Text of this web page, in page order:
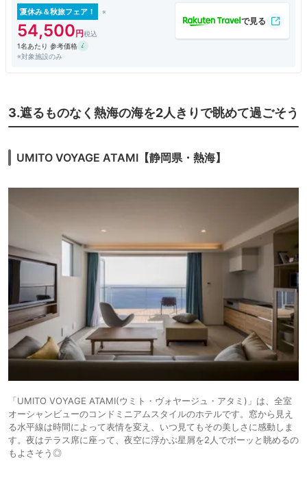
夏休み＆秋旅フェア！
54,500
1名あたり 参考価格
※対象施設のみ
3.遮るものなく熱海の海を2人きりで眺めて過ごそう
UMITO VOYAGE ATAMI【静岡県・熱海】
「UMITO VOYAGE ATAMI(ウミト・ヴォヤージュ・アタミ)」は、全室
オーシャンビューのコンドミニアムスタイルのホテルです。窓から見え
る水平線は時間によって表情を変え、いつ見てもその美しさに感動しま
す。夜はテラス席に座って、夜空に浮かぶ星屑を2人でボーッと眺めるの
もよさそう◎